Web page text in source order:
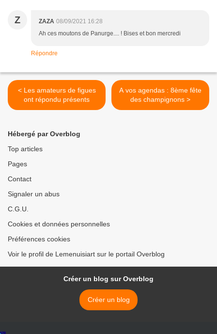
Z ZAZA 08/09/2021 16:28
Ah ces moutons de Panurge.... ! Bises et bon mercredi
Répondre
< Les amateurs de figues
ont répondu présents
A vos agendas : 8ème fête
des champignons >
Hébergé par Overblog
Top articles
Pages
Contact
Signaler un abus
C.G.U.
Cookies et données personnelles
Préférences cookies
Voir le profil de Lemenuisiart sur le portail Overblog
Créer un blog sur Overblog
Créer un blog